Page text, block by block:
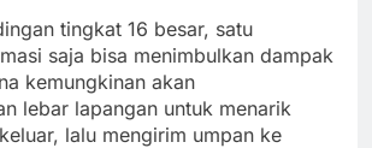
tingkat 16 besar, satu
saja bisa menimbulkan dampak
kemungkinan akan
lebar lapangan untuk menarik
lalu mengirim umpan ke